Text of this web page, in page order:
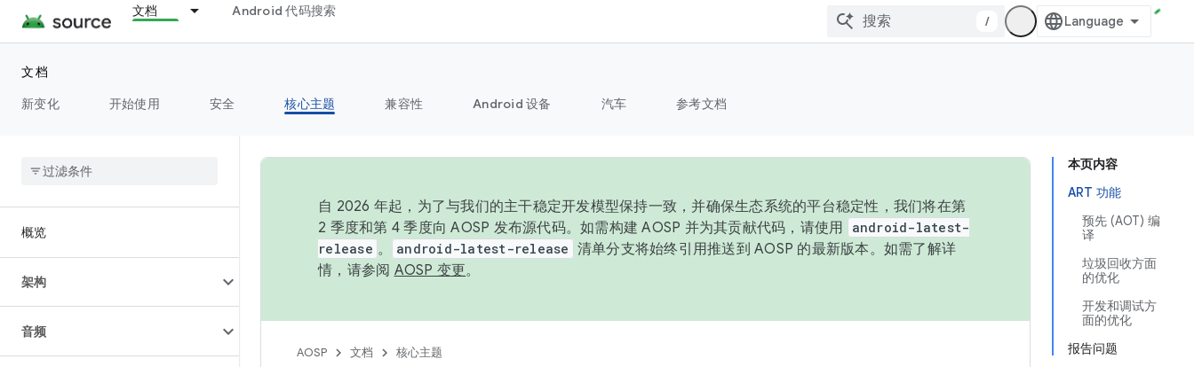
文档 Android 代码搜索
/
文档
新变化
开始使用 安全 核心主题 兼容性 Android 设备 汽车 参考文档
概览
架构
音频
本页内容
ART 功能
预先 (AOT) 编
译
垃圾回收方面
的优化
开发和调试方
面的优化
报告问题
自 2026 年起，为了与我们的主干稳定开发模型保持一致，并确保生态系统的平台稳定性，我们将在第
2 季度和第 4 季度向 AOSP 发布源代码。如需构建 AOSP 并为其贡献代码，请使用
android-latest-
release 。 android-latest-release 清单分支将始终引用推送到 AOSP 的最新版本。如需了解详
情，请参阅 AOSP 变更。
AOSP 文档 核心主题